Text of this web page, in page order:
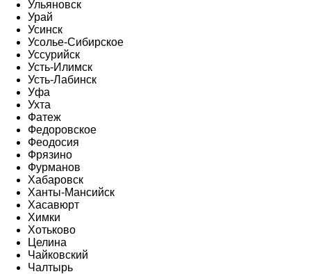
Ульяновск
Урай
Усинск
Усолье-Сибирское
Уссурийск
Усть-Илимск
Усть-Лабинск
Уфа
Ухта
Фатеж
Федоровское
Феодосия
Фрязино
Фурманов
Хабаровск
Ханты-Мансийск
Хасавюрт
Химки
Хотьково
Целина
Чайковский
Чалтырь